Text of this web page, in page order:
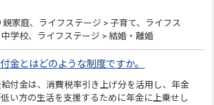
親家庭、ライフステージ > 子育て、ライフス
学校、ライフステージ > 結婚・離婚
金とはどのような制度ですか。
付金は、消費税率引き上げ分を活用し、年金
い方の生活を支援するために年金に上乗せし